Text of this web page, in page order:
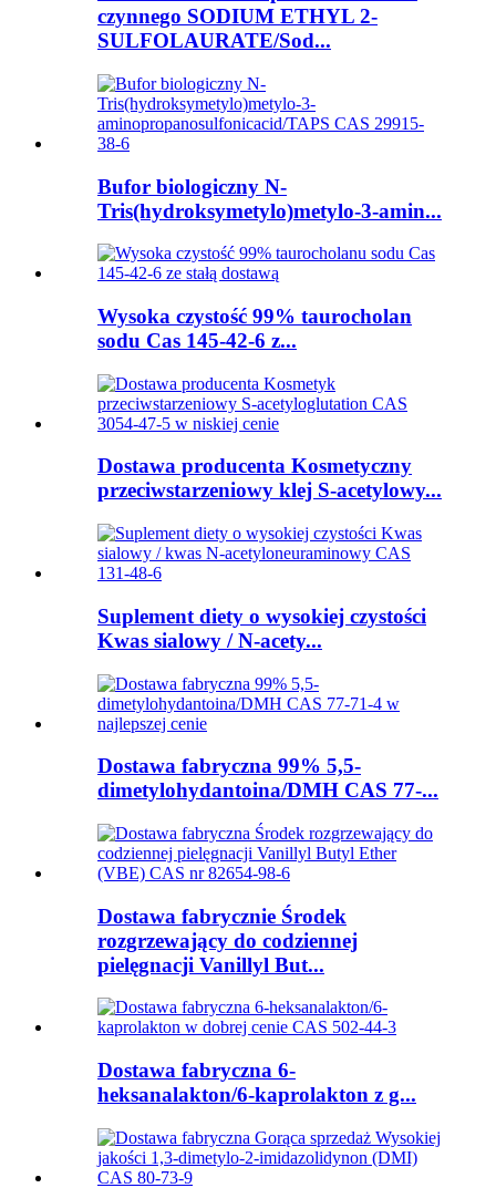
czynnego SODIUM ETHYL 2-
SULFOLAURATE/Sod...
Bufor biologiczny N-
Tris(hydroksymetylo)metylo-3-amin...
Wysoka czystość 99% taurocholan
sodu Cas 145-42-6 z...
Dostawa producenta Kosmetyczny
przeciwstarzeniowy klej S-acetylowy...
Suplement diety o wysokiej czystości
Kwas sialowy / N-acety...
Dostawa fabryczna 99% 5,5-
dimetylohydantoina/DMH CAS 77-...
Dostawa fabrycznie Środek
rozgrzewający do codziennej
pielęgnacji Vanillyl But...
Dostawa fabryczna 6-
heksanalakton/6-kaprolakton z g...